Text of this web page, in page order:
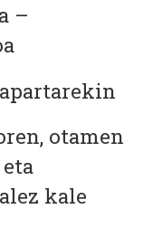
–
otamen
kale